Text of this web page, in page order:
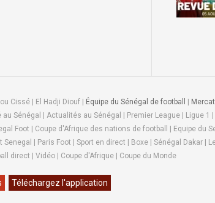
Cissé | El Hadji Diouf | Équipe du Sénégal de football
Sénégal | Actualités au Sénégal | Premier League | Ligue 1 |
Foot | Coupe d'Afrique des nations de football | Equipe du
| Paris Foot | Sport en direct | Boxe | Sénégal Dakar |
direct | Vidéo | Coupe d'Afrique | Coupe du Monde
Téléchargez l'application